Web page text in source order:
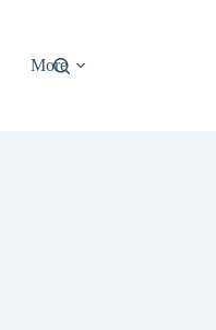
More